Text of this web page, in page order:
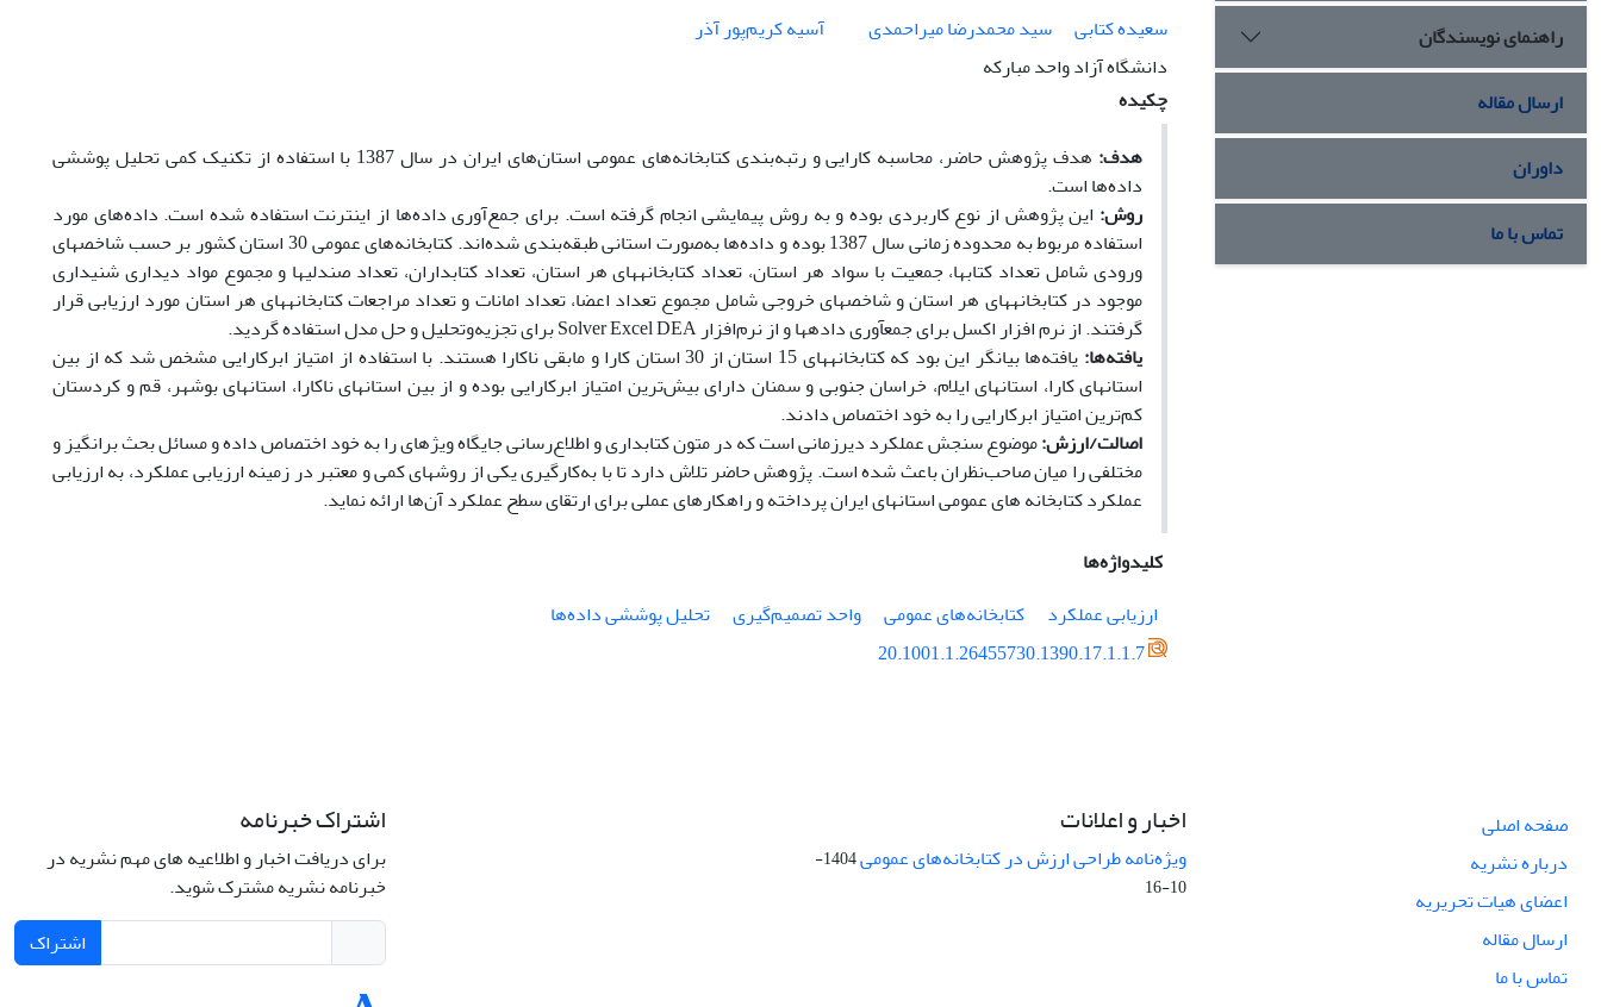
سعیده کتابی
سید محمدرضا میراحمدی
آسیه کریم‌پور آذر
دانشگاه آزاد واحد مبارکه
چکیده
هدف:
هدف پژوهش حاضر، محاسبه کارایی و رتبه‌بندی کتابخانه‌های عمومی استان‌های ایران در سال 1387 با استفاده از تکنیک کمی تحلیل پوششی
داده‌ها است.
روش: این پژوهش از نوع کاربردی بوده و به روش پیمایشی انجام گرفته است. برای جمع‌آوری داده‌ها از اینترنت استفاده شده است. داده‌های مورد
استفاده مربوط به محدوده زمانی سال 1387 بوده و داده‌ها به‌صورت استانی طبقه‌بندی شده‌اند. کتابخانه‌های عمومی 30 استان کشور بر حسب شاخص­های
ورودی شامل تعداد کتاب­ها، جمعیت با سواد هر استان، تعداد کتابخانه­های هر استان، تعداد کتابداران، تعداد صندلی­ها و مجموع مواد دیداری شنیداری
موجود در کتابخانه­های هر استان و شاخص­های خروجی شامل مجموع تعداد اعضا، تعداد امانات و تعداد مراجعات کتابخانه­های هر استان مورد ارزیابی قرار
گرفتند. از نرم افزار اکسل برای جمع­آوری داده­ها و از نرم‌افزارExcel DEA
Solverبرای تجزیه‌وتحلیل و حل مدل استفاده گردید.
یافته‌ها:
یافته‌ها بیانگر این بود که کتابخانه­های 15 استان از 30 استان کارا و مابقی ناکارا هستند. با استفاده از امتیاز ابرکارایی مشخص شد که از بین
استان­های کارا، استان­های ایلام، خراسان جنوبی و سمنان دارای بیش‌ترین امتیاز ابرکارایی بوده و از بین استان­های ناکارا، استان­های بوشهر، قم و کردستان
کم‌ترین امتیاز ابرکارایی را به خود اختصاص دادند.
اصالت/ارزش:موضوع سنجش عملکرد دیرزمانی است که در متون کتابداری و اطلاع‌رسانی جایگاه ویژه­ای را به خود اختصاص داده و مسائل بحث برانگیز و
مختلفی را میان صاحب‌نظران باعث شده است. پژوهش حاضر تلاش دارد تا با به‌کارگیری یکی از روش­های کمی و معتبر در زمینه ارزیابی عملکرد، به ارزیابی
عملکرد کتابخانه ­های عمومی استان­های ایران پرداخته و راه­کار­های عملی برای ارتقای سطح عملکرد آن‌ها ارائه نماید.
کلیدواژه‌ها
ارزیابی عملکرد
کتابخانه‌های عمومی واحد تصمیم‌گیری
تحلیل پوششی داده‌ها
20.1001.1.26455730.1390.17.1.1.7
راهنمای نویسندگان
ارسال مقاله
داوران
تماس با ما
صفحه اصلی
درباره نشریه
اعضای هیات تحریریه
ارسال مقاله
تماس با ما
اخبار و اعلانات
ویژه‌نامه طراحی ارزش در کتابخانه‌های عمومی
1404-
10-16
اشتراک خبرنامه
برای دریافت اخبار و اطلاعیه های مهم نشریه در
خبرنامه نشریه مشترک شوید.
اشتراک